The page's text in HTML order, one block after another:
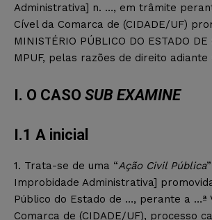
Administrativa] n. …, em trâmite
Cível da Comarca de (CIDADE/UF)
MINISTÉRIO PÚBLICO DO ESTADO DE
MPUF, pelas razões de direito adiante
I. O CASO SUB EXAMINE
I.1 A inicial
1. Trata-se de uma “Ação Civil Pública
Improbidade Administrativa]
Público do Estado de …, perante a …ª
Comarca de (CIDADE/UF), processo